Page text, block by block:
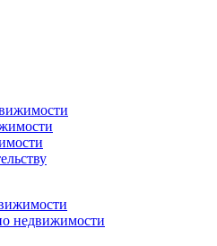
недвижимости